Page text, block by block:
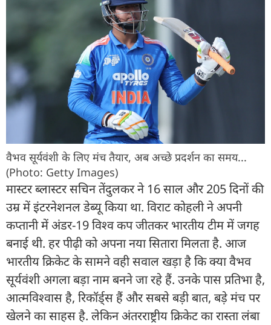
वैभव सूर्यवंशी के लिए मंच तैयार, अब अच्छे प्रदर्शन का समय...
(Photo: Getty Images)
मास्टर ब्लास्टर सचिन तेंदुलकर ने 16 साल और 205 दिनों की
उम्र में इंटरनेशनल डेब्यू किया था. विराट कोहली ने अपनी
कप्तानी में अंडर-19 विश्व कप जीतकर भारतीय टीम में जगह
बनाई थी. हर पीढ़ी को अपना नया सितारा मिलता है. आज
भारतीय क्रिकेट के सामने वही सवाल खड़ा है कि क्या वैभव
सूर्यवंशी अगला बड़ा नाम बनने जा रहे हैं. उनके पास प्रतिभा है,
आत्मविश्वास है, रिकॉर्ड्स हैं और सबसे बड़ी बात, बड़े मंच पर
खेलने का साहस है. लेकिन अंतरराष्ट्रीय क्रिकेट का रास्ता लंबा